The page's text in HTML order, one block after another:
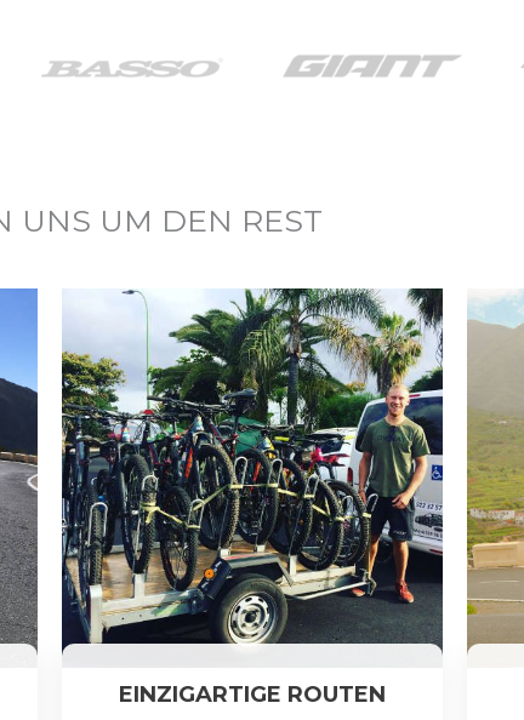
UNS UM DEN REST
EINZIGARTIGE ROUTEN